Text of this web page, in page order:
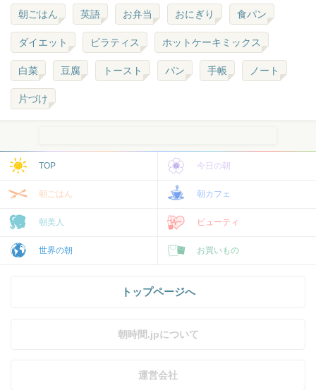
朝ごはん 英語 お弁当 おにぎり 食パン
ダイエット ピラティス ホットケーキミックス
白菜 豆腐 トースト パン 手帳 ノート
片づけ
TOP 今日の朝
朝ごはん 朝カフェ
朝美人 ビューティ
世界の朝 お買いもの
トップページへ
朝時間.jpについて
運営会社